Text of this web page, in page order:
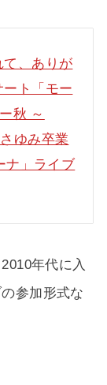
て、ありが
ト「モー
秋 ～
ゆみ卒業
」ライブ
年代に入
参加形式な